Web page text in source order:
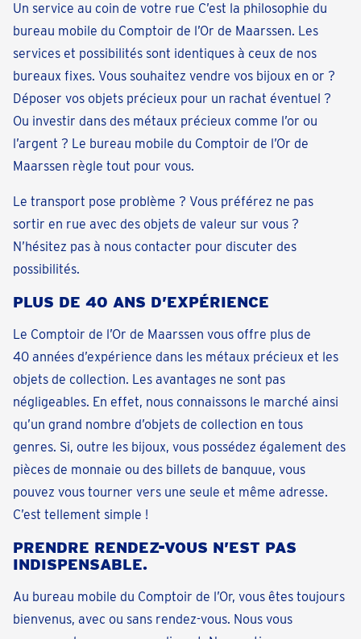
Un service au coin de votre rue C’est la philosophie du
bureau mobile du Comptoir de l’Or de Maarssen. Les
services et possibilités sont identiques à ceux de nos
bureaux fixes. Vous souhaitez vendre vos bijoux en or ?
Déposer vos objets précieux pour un rachat éventuel ?
Ou investir dans des métaux précieux comme l’or ou
l’argent ? Le bureau mobile du Comptoir de l’Or de
Maarssen règle tout pour vous.
Le transport pose problème ? Vous préférez ne pas
sortir en rue avec des objets de valeur sur vous ?
N’hésitez pas à nous contacter pour discuter des
possibilités.
PLUS DE 40 ANS D’EXPÉRIENCE
Le Comptoir de l’Or de Maarssen vous offre plus de
40 années d’expérience dans les métaux précieux et les
objets de collection. Les avantages ne sont pas
négligeables. En effet, nous connaissons le marché ainsi
qu’un grand nombre d’objets de collection en tous
genres. Si, outre les bijoux, vous possédez également des
pièces de monnaie ou des billets de banquue, vous
pouvez vous tourner vers une seule et même adresse.
C’est tellement simple !
PRENDRE RENDEZ-VOUS N’EST PAS
INDISPENSABLE.
Au bureau mobile du Comptoir de l’Or, vous êtes toujours
bienvenus, avec ou sans rendez-vous. Nous vous